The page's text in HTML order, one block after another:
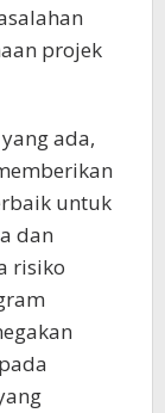
projek
ada,
untuk
dan
risiko